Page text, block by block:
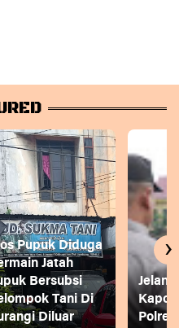
Pupuk Diduga
Jatah
Bersubsi
Tani Di
Diluar
›